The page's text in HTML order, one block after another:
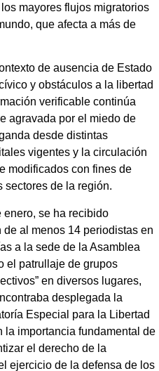
mayores flujos migratorios
que afecta a más de
de ausencia de Estado
y obstáculos a la libertad
verificable continúa
agravada por el miedo de
desde distintas
vigentes y la circulación
modificados con fines de
sectores de la región.
enero, se ha recibido
al menos 14 periodistas en
a la sede de la Asamblea
el patrullaje de grupos
en diversos lugares,
desplegada la
Especial para la Libertad
la importancia fundamental de
el derecho de la
ejercicio de la defensa de los